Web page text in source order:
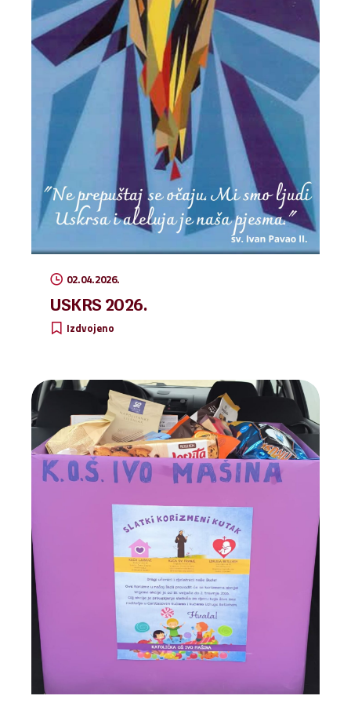
02.04.2026.
USKRS 2026.
Izdvojeno